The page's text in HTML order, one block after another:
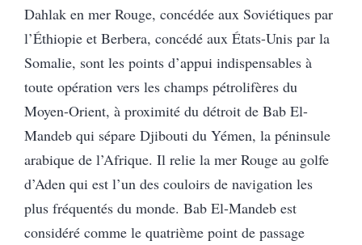
Dahlak en mer Rouge, concédée aux Soviétiques par
l’Éthiopie et Berbera, concédé aux États-Unis par la
Somalie, sont les points d’appui indispensables à
toute opération vers les champs pétrolifères du
Moyen-Orient, à proximité du détroit de Bab El-
Mandeb qui sépare Djibouti du Yémen, la péninsule
arabique de l’Afrique. Il relie la mer Rouge au golfe
d’Aden qui est l’un des couloirs de navigation les
plus fréquentés du monde. Bab El-Mandeb est
considéré comme le quatrième point de passage